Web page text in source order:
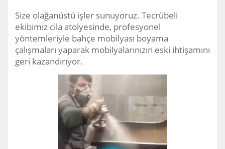
Size olağanüstü işler sunuyoruz. Tecrübeli
ekibimiz cila atolyesinde, profesyonel
yöntemleriyle bahçe mobilyası boyama
çalışmaları yaparak mobilyalarınızın eski ihtişamını
geri kazandırıyor.